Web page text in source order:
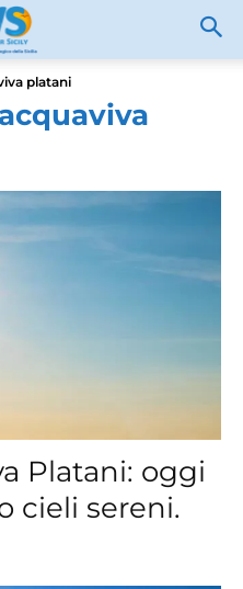
platani
Platani: oggi
cieli sereni.